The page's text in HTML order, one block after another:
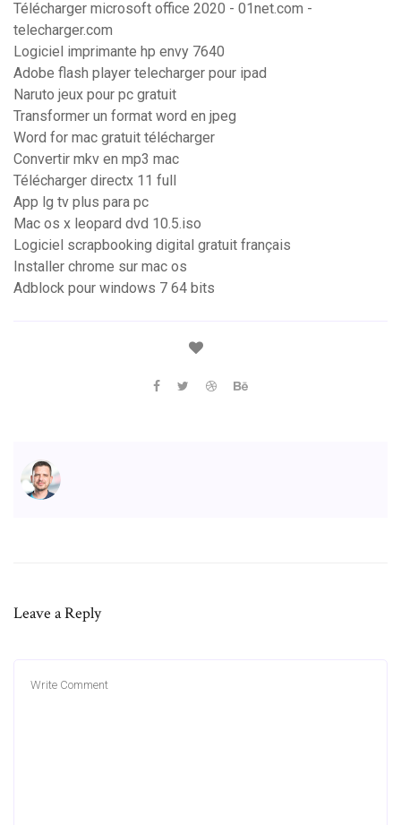
Télécharger microsoft office 2020 - 01net.com -
telecharger.com
Logiciel imprimante hp envy 7640
Adobe flash player telecharger pour ipad
Naruto jeux pour pc gratuit
Transformer un format word en jpeg
Word for mac gratuit télécharger
Convertir mkv en mp3 mac
Télécharger directx 11 full
App lg tv plus para pc
Mac os x leopard dvd 10.5.iso
Logiciel scrapbooking digital gratuit français
Installer chrome sur mac os
Adblock pour windows 7 64 bits
Leave a Reply